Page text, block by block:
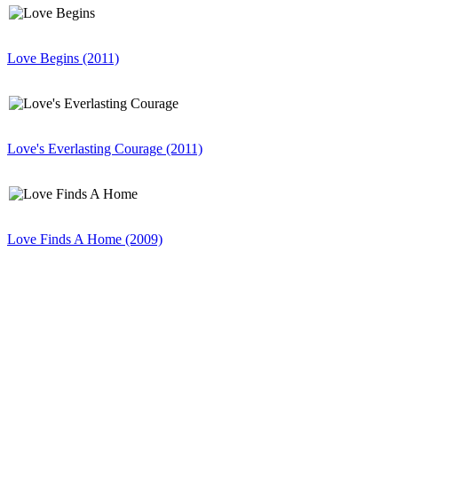
Love Begins (2011)
Love's Everlasting Courage (2011)
Love Finds A Home (2009)